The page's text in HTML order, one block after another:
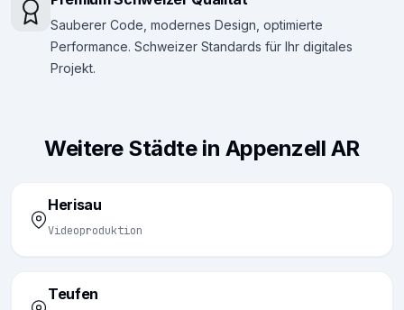
Sauberer Code, modernes Design, optimierte
Performance. Schweizer Standards für Ihr digitales
Projekt.
Weitere Städte in Appenzell AR
Herisau
Videoproduktion
Teufen